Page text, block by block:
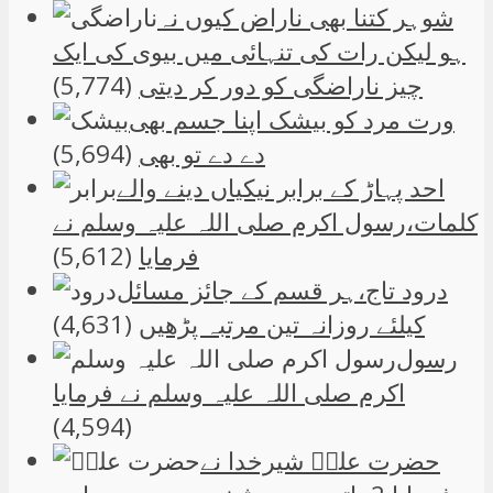
شوہر کتنا بھی ناراض کیوں نہ
ہو لیکن رات کی تنہائی میں بیوی کی ایک
چیز ناراضگی کو دور کر دیتی (5,774)
ورت مرد کو بیشک اپنا جسم بھی
دے دے تو بھی (5,694)
احد پہاڑ کے برابر نیکیاں دینے والے
کلمات،رسول اکرم صلی اللہ علیہ وسلم نے
فرمایا (5,612)
درود تاج،ہر قسم کے جائز مسائل
کیلئے روزانہ تین مرتبہ پڑھیں (4,631)
رسول
اکرم صلی اللہ علیہ وسلم نے فرمایا
(4,594)
حضرت علیؑ شیرخدا نے